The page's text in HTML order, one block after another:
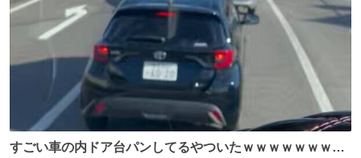
すごい車の内ドア台パンしてるやついたｗｗｗｗｗｗｗｗ